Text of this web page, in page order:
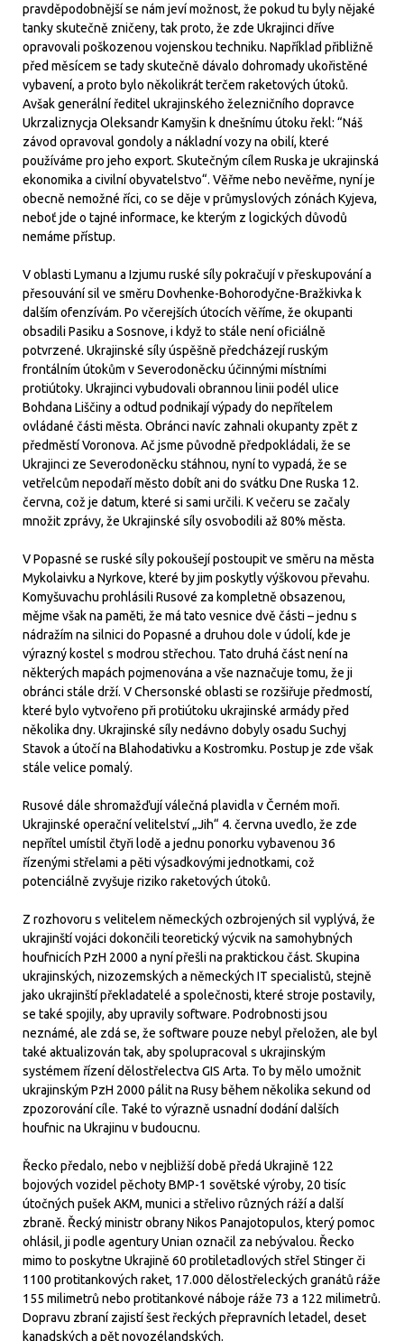
pravděpodobnější se nám jeví možnost, že pokud tu byly nějaké
tanky skutečně zničeny, tak proto, že zde Ukrajinci dříve
opravovali poškozenou vojenskou techniku. Například přibližně
před měsícem se tady skutečně dávalo dohromady ukořistěné
vybavení, a proto bylo několikrát terčem raketových útoků.
Avšak generální ředitel ukrajinského železničního dopravce
Ukrzaliznycja Oleksandr Kamyšin k dnešnímu útoku řekl: “Náš
závod opravoval gondoly a nákladní vozy na obilí, které
používáme pro jeho export. Skutečným cílem Ruska je ukrajinská
ekonomika a civilní obyvatelstvo“. Věřme nebo nevěřme, nyní je
obecně nemožné říci, co se děje v průmyslových zónách Kyjeva,
neboť jde o tajné informace, ke kterým z logických důvodů
nemáme přístup.
V oblasti Lymanu a Izjumu ruské síly pokračují v přeskupování a
přesouvání sil ve směru Dovhenke-Bohorodyčne-Bražkivka k
dalším ofenzívám. Po včerejších útocích věříme, že okupanti
obsadili Pasiku a Sosnove, i když to stále není oficiálně
potvrzené. Ukrajinské síly úspěšně předcházejí ruským
frontálním útokům v Severodoněcku účinnými místními
protiútoky. Ukrajinci vybudovali obrannou linii podél ulice
Bohdana Liščiny a odtud podnikají výpady do nepřítelem
ovládané části města. Obránci navíc zahnali okupanty zpět z
předměstí Voronova. Ač jsme původně předpokládali, že se
Ukrajinci ze Severodoněcku stáhnou, nyní to vypadá, že se
vetřelcům nepodaří město dobít ani do svátku Dne Ruska 12.
června, což je datum, které si sami určili. K večeru se začaly
množit zprávy, že Ukrajinské síly osvobodili až 80% města.
V Popasné se ruské síly pokoušejí postoupit ve směru na města
Mykolaivku a Nyrkove, které by jim poskytly výškovou převahu.
Komyšuvachu prohlásili Rusové za kompletně obsazenou,
mějme však na paměti, že má tato vesnice dvě části – jednu s
nádražím na silnici do Popasné a druhou dole v údolí, kde je
výrazný kostel s modrou střechou. Tato druhá část není na
některých mapách pojmenována a vše naznačuje tomu, že ji
obránci stále drží. V Chersonské oblasti se rozšiřuje předmostí,
které bylo vytvořeno při protiútoku ukrajinské armády před
několika dny. Ukrajinské síly nedávno dobyly osadu Suchyj
Stavok a útočí na Blahodativku a Kostromku. Postup je zde však
stále velice pomalý.
Rusové dále shromažďují válečná plavidla v Černém moři.
Ukrajinské operační velitelství „Jih“ 4. června uvedlo, že zde
nepřítel umístil čtyři lodě a jednu ponorku vybavenou 36
řízenými střelami a pěti výsadkovými jednotkami, což
potenciálně zvyšuje riziko raketových útoků.
Z rozhovoru s velitelem německých ozbrojených sil vyplývá, že
ukrajinští vojáci dokončili teoretický výcvik na samohybných
houfnicích PzH 2000 a nyní přešli na praktickou část. Skupina
ukrajinských, nizozemských a německých IT specialistů, stejně
jako ukrajinští překladatelé a společnosti, které stroje postavily,
se také spojily, aby upravily software. Podrobnosti jsou
neznámé, ale zdá se, že software pouze nebyl přeložen, ale byl
také aktualizován tak, aby spolupracoval s ukrajinským
systémem řízení dělostřelectva GIS Arta. To by mělo umožnit
ukrajinským PzH 2000 pálit na Rusy během několika sekund od
zpozorování cíle. Také to výrazně usnadní dodání dalších
houfnic na Ukrajinu v budoucnu.
Řecko předalo, nebo v nejbližší době předá Ukrajině 122
bojových vozidel pěchoty BMP-1 sovětské výroby, 20 tisíc
útočných pušek AKM, munici a střelivo různých ráží a další
zbraně. Řecký ministr obrany Nikos Panajotopulos, který pomoc
ohlásil, ji podle agentury Unian označil za nebývalou. Řecko
mimo to poskytne Ukrajině 60 protiletadlových střel Stinger či
1100 protitankových raket, 17.000 dělostřeleckých granátů ráže
155 milimetrů nebo protitankové náboje ráže 73 a 122 milimetrů.
Dopravu zbraní zajistí šest řeckých přepravních letadel, deset
kanadských a pět novozélandských.